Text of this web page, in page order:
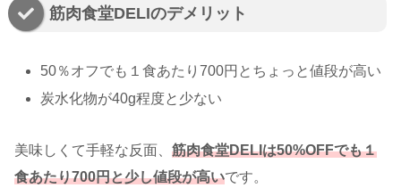
筋肉食堂DELIのデメリット
50％オフでも１食あたり700円とちょっと値段が高い
炭水化物が40g程度と少ない
美味しくて手軽な反面、 筋肉食堂DELIは50%OFFでも１
食あたり700円と少し値段が高いです。